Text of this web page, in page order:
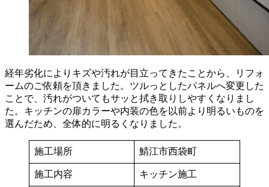
経年劣化によりキズや汚れが目立ってきたことから、リフォ
ームのご依頼を頂きました。ツルっとしたパネルへ変更した
ことで、汚れがついてもサッと拭き取りしやすくなりまし
た。キッチンの扉カラーや内装の色を以前より明るいものを
選んだため、全体的に明るくなりました。
施工場所 鯖江市西袋町
施工内容 キッチン施工